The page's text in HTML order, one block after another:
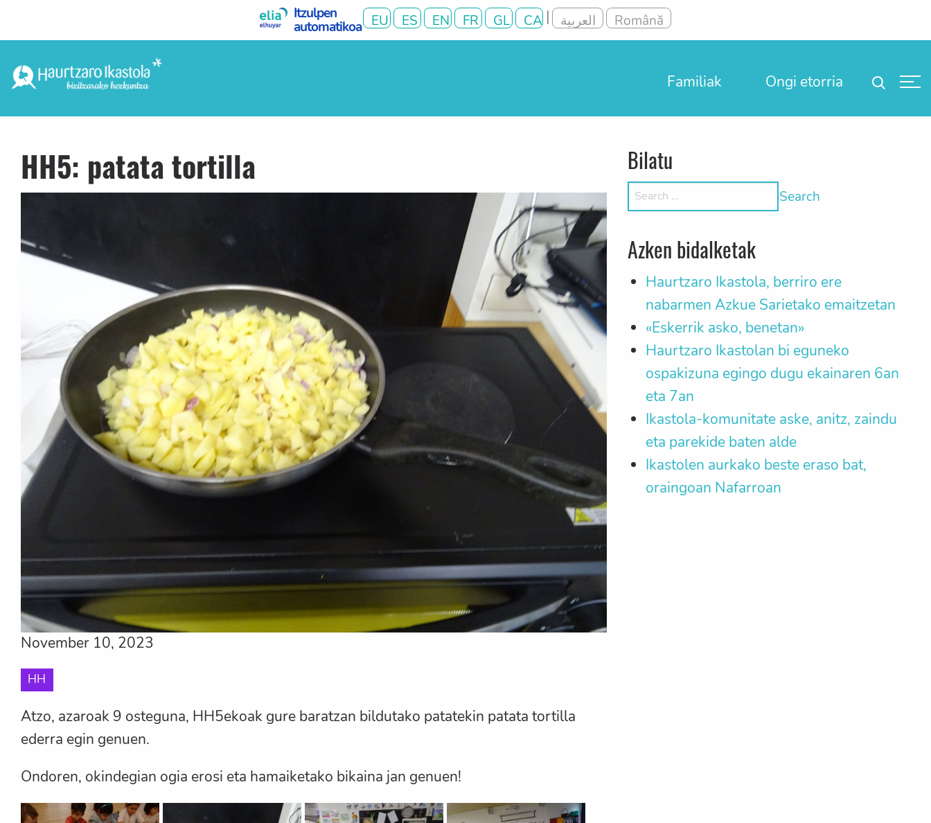
Familiak Ongi etorria
HH5: patata tortilla
November 10, 2023
HH
Atzo, azaroak 9 osteguna, HH5ekoak gure baratzan bildutako patatekin patata tortilla
ederra egin genuen.
Ondoren, okindegian ogia erosi eta hamaiketako bikaina jan genuen!
Bilatu
Search for:
Azken bidalketak
Haurtzaro Ikastola, berriro ere
nabarmen Azkue Sarietako emaitzetan
«Eskerrik asko, benetan»
Haurtzaro Ikastolan bi eguneko
ospakizuna egingo dugu ekainaren 6an
eta 7an
Ikastola-komunitate aske, anitz, zaindu
eta parekide baten alde
Ikastolen aurkako beste eraso bat,
oraingoan Nafarroan